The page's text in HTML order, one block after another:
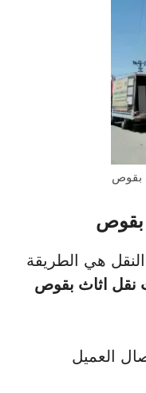
بقوص
هي الطريقة
نقل اثاث بقوص
العميل